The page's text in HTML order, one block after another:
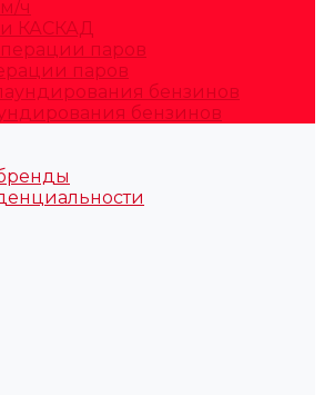
ч
КАСКАД
паров
бензинов